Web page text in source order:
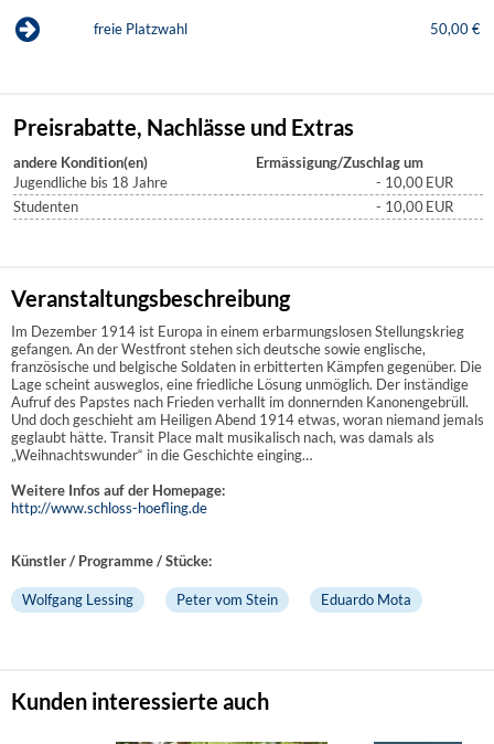
freie Platzwahl 50,00 €
Preisrabatte, Nachlässe und Extras
andere Kondition(en)
Ermässigung/Zuschlag um
Jugendliche bis 18 Jahre
- 10,00EUR
Studenten
- 10,00EUR
Veranstaltungsbeschreibung
Im Dezember 1914 ist Europa in einem erbarmungslosen Stellungskrieg
gefangen. An der Westfront stehen sich deutsche sowie englische,
französische und belgische Soldaten in erbitterten Kämpfen gegenüber. Die
Lage scheint ausweglos, eine friedliche Lösung unmöglich. Der inständige
Aufruf des Papstes nach Frieden verhallt im donnernden Kanonengebrüll.
Und doch geschieht am Heiligen Abend 1914 etwas, woran niemand jemals
geglaubt hätte. Transit Place malt musikalisch nach, was damals als
„Weihnachtswunder“ in die Geschichte einging…
Weitere Infos auf der Homepage:
http://www.schloss-hoefling.de
Künstler / Programme / Stücke:
Wolfgang Lessing Peter vom Stein Eduardo Mota
Kunden interessierte auch